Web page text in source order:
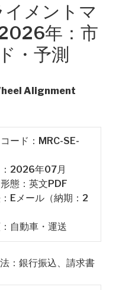
メントマ
年：市
・予測
Alignment
ード：MRC-SE-
：2026年07月
態：英文PDF
Eメール（納期：2
自動車・運送
：銀行振込、請求書